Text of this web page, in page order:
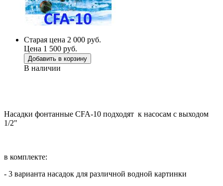
Старая цена 2 000 руб.
Цена 1 500 руб.
Добавить в корзину
В наличии
Насадки фонтанные CFA-10 подходят к насосам с выходом
1/2"
в комплекте:
- 3 варианта насадок для различной водной картинки